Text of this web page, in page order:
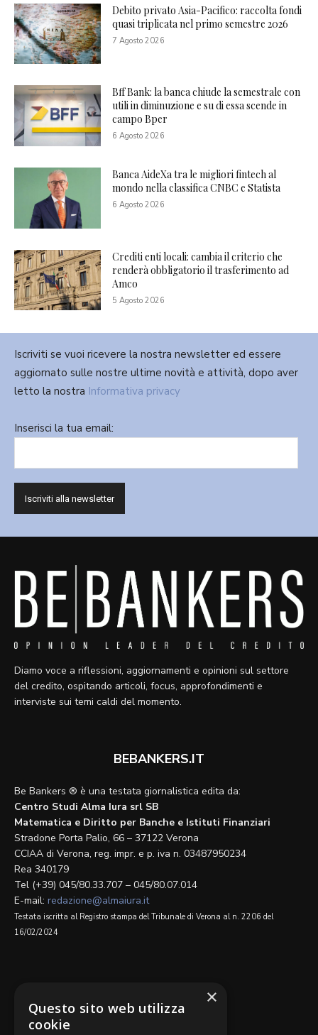
Debito privato Asia-Pacifico: raccolta fondi
quasi triplicata nel primo semestre 2026
7 Agosto 2026
Bff Bank: la banca chiude la semestrale con
utili in diminuzione e su di essa scende in
campo Bper
6 Agosto 2026
Banca AideXa tra le migliori fintech al
mondo nella classifica CNBC e Statista
6 Agosto 2026
Crediti enti locali: cambia il criterio che
renderà obbligatorio il trasferimento ad
Amco
5 Agosto 2026
Iscriviti se vuoi ricevere la nostra newsletter ed essere
aggiornato sulle nostre ultime novità e attività, dopo aver
letto la nostra Informativa privacy
Inserisci la tua email:
Diamo voce a riflessioni, aggiornamenti e opinioni sul settore
del credito, ospitando articoli, focus, approfondimenti e
interviste sui temi caldi del momento.
BEBANKERS.IT
Be Bankers ® è una testata giornalistica edita da:
Centro Studi Alma Iura srl SB
Matematica e Diritto per Banche e Istituti Finanziari
Stradone Porta Palio, 66 – 37122 Verona
CCIAA di Verona, reg. impr. e p. iva n. 03487950234
Rea 340179
Tel (+39) 045/80.33.707 – 045/80.07.014
E-mail: redazione@almaiura.it
Testata iscritta al Registro stampa del Tribunale di Verona al n. 2206 del
16/02/2024
×
Questo sito web utilizza
cookie